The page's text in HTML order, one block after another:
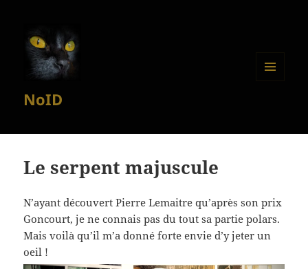
NoID
Le serpent majuscule
N’ayant découvert Pierre Lemaitre qu’après son prix
Goncourt, je ne connais pas du tout sa partie polars.
Mais voilà qu’il m’a donné forte envie d’y jeter un
oeil !